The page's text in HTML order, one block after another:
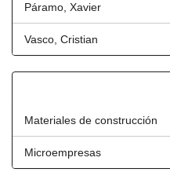
Páramo, Xavier
Vasco, Cristian
Materiales de construcción
Microempresas